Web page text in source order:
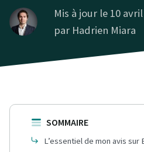
Mis à jour le 10
par Hadrien Miara
SOMMAIRE
L’essentiel de mon avis sur